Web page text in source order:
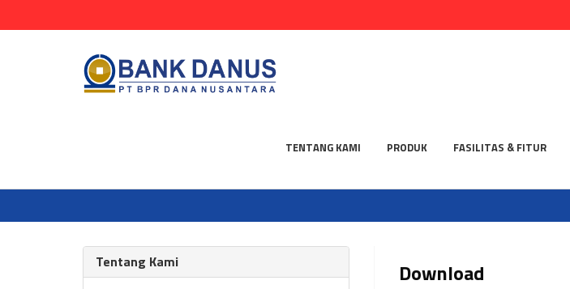
TENTANG KAMI PRODUK FASILITAS & FITUR
Tentang Kami
Download